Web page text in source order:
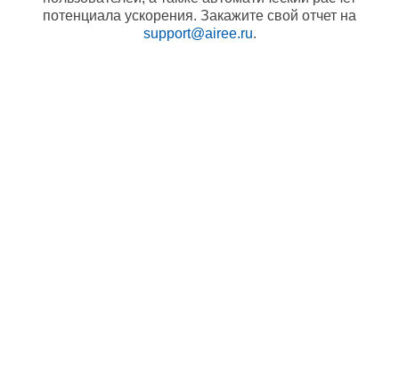
потенциала ускорения. Закажите свой отчет на
support@airee.ru.